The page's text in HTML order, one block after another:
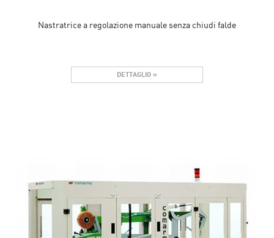
Nastratrice a regolazione manuale senza chiudi falde
DETTAGLIO »